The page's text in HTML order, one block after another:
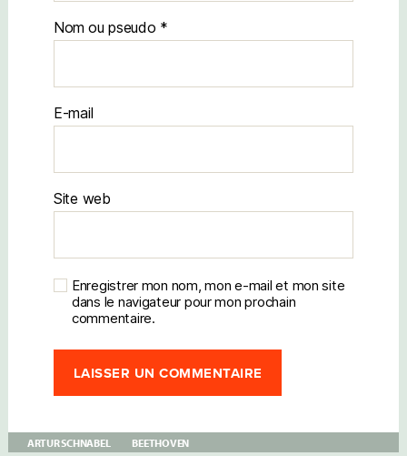
Nom
E-mail
Site web
Enregistrer mon nom, mon e-mail et mon site
dans le navigateur pour mon prochain
commentaire.
ARTUR SCHNABEL BEETHOVEN